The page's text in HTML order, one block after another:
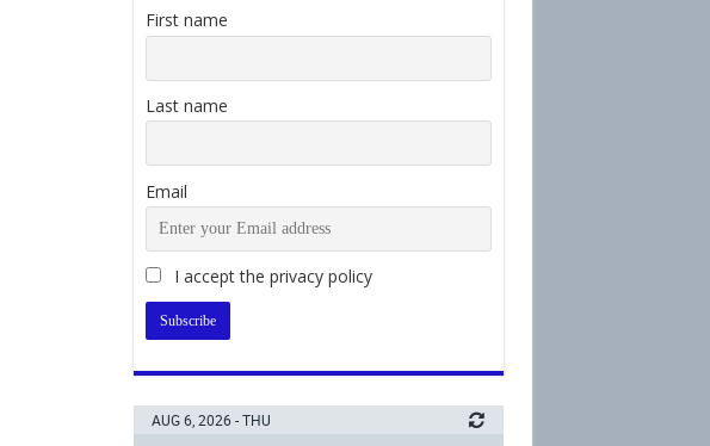
First name
Last name
Email
I accept the privacy policy
AUG 6, 2026 - THU